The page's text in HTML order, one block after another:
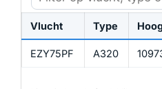
Vlucht Type
EZY75PF A320